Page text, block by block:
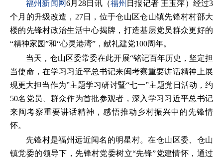
福州新闻网6月28日讯（福州 日报记者 王玉萍）经过3
个月的升级改造，27日，位于仓山区仓山镇先锋村村部大
楼的先锋村政治生活中心揭牌，打造基层党员群众更好的
“精神家园”和“心灵港湾”，献礼建党100周年。
当天，仓山区委常委在此开展“铭记百年历史，坚定担
当使命，在学习习近平总书记来闽考察重要讲话精神上展
现更大担当作为”主题学习研讨暨“七一”主题党日活动，约
50名党员、群众作为首批参观者，深入学习习近平总书记
来闽考察重要讲话精神，感悟推动乡村振兴中的先锋情
怀。
先锋村是福州远近闻名的明星村。在仓山区委、仓山
镇党委的领导下，先锋村党委树立“先锋”党建情怀，通过